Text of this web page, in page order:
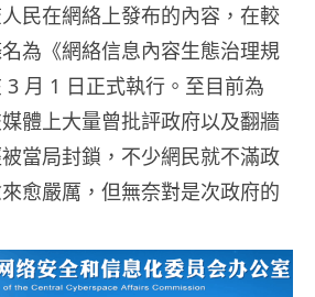
民在網絡上發布的內容，在較
為《網絡信息內容生態治理規
月 1 日正式執行。至目前為
體上大量曾批評政府以及翻牆
當局封鎖，不少網民就不滿政
愈嚴厲，但無奈對是次政府的